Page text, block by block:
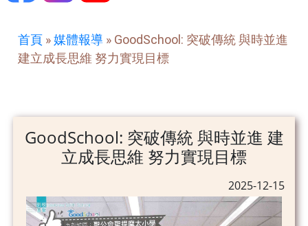
首頁 »媒體報導 » GoodSchool: 突破傳統 與時並進
建立成長思維 努力實現目標
GoodSchool: 突破傳統 與時並進 建
立成長思維 努力實現目標
2025-12-15